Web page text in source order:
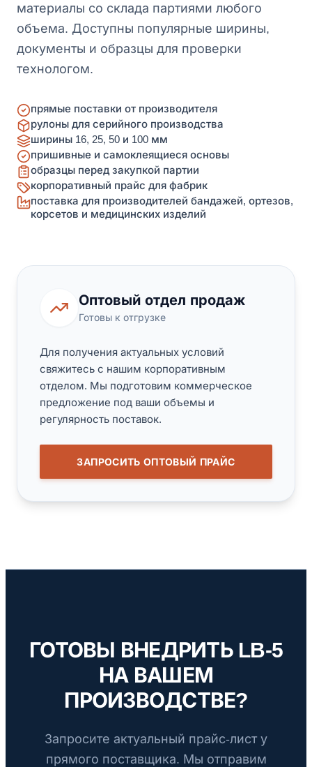
материалы со склада партиями любого
объема. Доступны популярные ширины,
документы и образцы для проверки
технологом.
прямые поставки от производителя
рулоны для серийного производства
ширины 16, 25, 50 и 100 мм
пришивные и самоклеящиеся основы
образцы перед закупкой партии
корпоративный прайс для фабрик
поставка для производителей бандажей, ортезов,
корсетов и медицинских изделий
Оптовый отдел продаж
Готовы к отгрузке
Для получения актуальных условий
свяжитесь с нашим корпоративным
отделом. Мы подготовим коммерческое
предложение под ваши объемы и
регулярность поставок.
ЗАПРОСИТЬ ОПТОВЫЙ ПРАЙС
ГОТОВЫ ВНЕДРИТЬ LB-5
НА ВАШЕМ
ПРОИЗВОДСТВЕ?
Запросите актуальный прайс-лист у
прямого поставщика. Мы отправим